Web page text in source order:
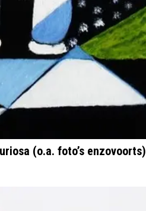
(o.a. foto’s enzovoorts)